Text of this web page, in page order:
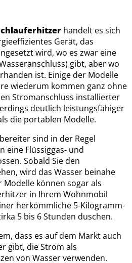
handelt es sich
Gerät, das
wird, wo es zwar eine
gibt, aber wo
ist. Einige der Modelle
wiederum kommen ganz ohne
Stromanschluss installierter
deutlich leistungsfähiger
die portablen Modelle.
sind in der Regel
eine Flüssiggas- und
Sobald Sie den
wird das Wasser beinahe
können sogar als
in Ihrem Wohnmobil
herkömmliche 5-Kilogramm-
5 bis 6 Stunden duschen.
dass es auf dem Markt auch
gibt, die Strom als
von Wasser verwenden.